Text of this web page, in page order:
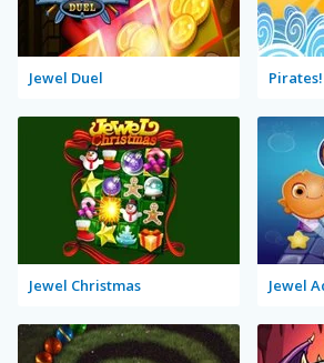
Jewel Duel
Jewel Christmas Jewel